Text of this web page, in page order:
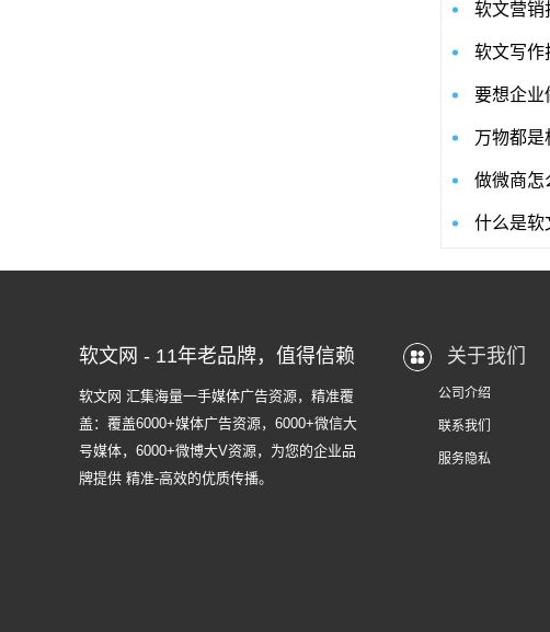
软文营销
要想企业
万物都是
做微商怎
什么是软
软文网 - 11年老品牌，值得信赖
软文网 汇集海量一手媒体广告资源，精准覆
盖：覆盖6000+媒体广告资源，6000+微信大
号媒体，6000+微博大V资源，为您的企业品
牌提供 精准-高效的优质传播。
关于我们
公司介绍
联系我们
服务隐私